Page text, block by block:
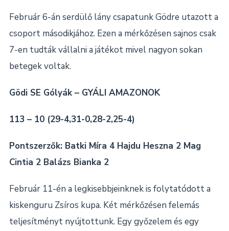
Február 6-án serdülő lány csapatunk Gödre utazott a
csoport másodikjához. Ezen a mérkőzésen sajnos csak
7-en tudták vállalni a játékot mivel nagyon sokan
betegek voltak.
Gödi SE Gólyák – GYÁLI AMAZONOK
113 – 10 (29-4,31-0,28-2,25-4)
Pontszerzők: Batki Míra 4 Hajdu Heszna 2 Mag
Cintia 2 Balázs Bianka 2
Február 11-én a legkisebbjeinknek is folytatódott a
kiskenguru Zsíros kupa. Két mérkőzésen felemás
teljesítményt nyújtottunk. Egy győzelem és egy